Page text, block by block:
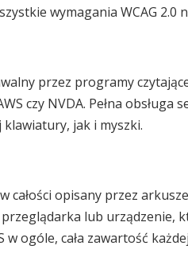
wymagania WCAG 2.0
przez programy
czy NVDA. Pełna obsługa
jak i myszki.
całości opisany przez
przeglądarka lub urządzenie,
ogóle, cała zawartość